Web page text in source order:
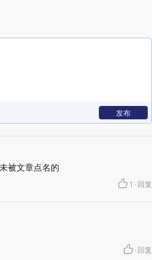
发布
被文章点名的
1 · 回复
· 回复